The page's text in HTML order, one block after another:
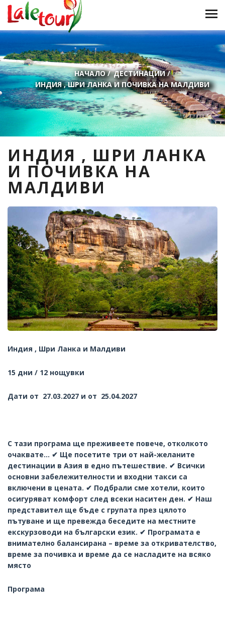
НАЧАЛО/ ДЕСТИНАЦИИ/
ИНДИЯ , ШРИ ЛАНКА И ПОЧИВКА НА МАЛДИВИ
ИНДИЯ , ШРИ ЛАНКА
И ПОЧИВКА НА
МАЛДИВИ
Индия , Шри Ланка и Малдиви
15 дни / 12 нощувки
Дати от 27.03.2027 и от 25.04.2027
С тази програма ще преживеете повече, отколкото
очаквате... ✔ Ще посетите три от най-желаните
дестинации в Азия в едно пътешествие. ✔ Всички
основни забележителности и входни такси са
включени в цената. ✔ Подбрали сме хотели, които
осигуряват комфорт след всеки наситен ден. ✔ Наш
представител ще бъде с групата през цялото
пътуване и ще превежда беседите на местните
екскурзоводи на български език. ✔ Програмата е
внимателно балансирана – време за откривателство,
време за почивка и време да се насладите на всяко
място
Програма